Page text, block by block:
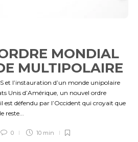
MONDIAL
MULTIPOLAIRE
et l’instauration d’un monde unipolaire
Unis d’Amérique, un nouvel ordre
est défendu par l’Occident qui croyait que
reste...
0 10 min